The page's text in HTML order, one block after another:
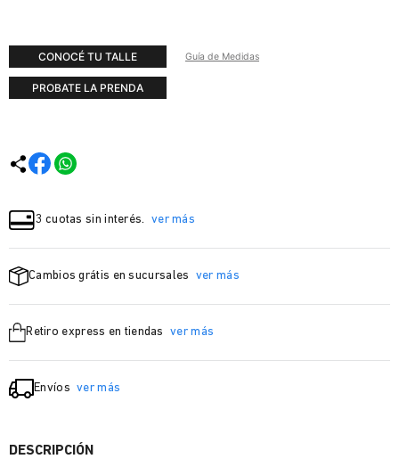
CONOCÉ TU TALLE Guía de Medidas
PROBATE LA PRENDA
3 cuotas sin interés. ver más
Cambios grátis en sucursales ver más
Retiro express en tiendas ver más
Envíos ver más
DESCRIPCIÓN